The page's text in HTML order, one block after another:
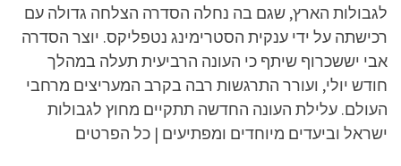
לגבולות הארץ, שגם בה נחלה הסדרה הצלחה גדולה עם
רכישתה על ידי ענקית הסטרימינג נטפליקס. יוצר הסדרה
אבי יששכרוף שיתף כי העונה הרביעית תעלה במהלך
חודש יולי, ועורר התרגשות רבה בקרב המעריצים מרחבי
העולם. עלילת העונה החדשה תתקיים מחוץ לגבולות
ישראל וביעדים מיוחדים ומפתיעים | כל הפרטים